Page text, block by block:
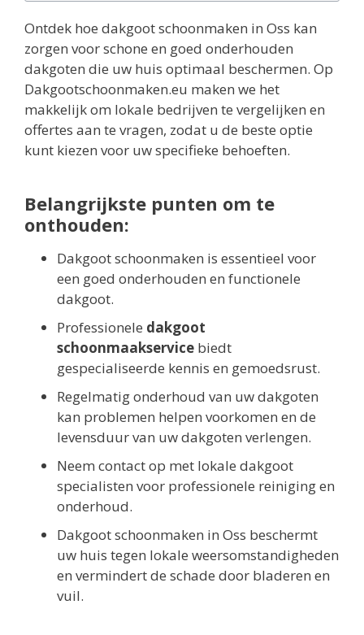
Ontdek hoe dakgoot schoonmaken in Oss kan
zorgen voor schone en goed onderhouden
dakgoten die uw huis optimaal beschermen. Op
Dakgootschoonmaken.eu maken we het
makkelijk om lokale bedrijven te vergelijken en
offertes aan te vragen, zodat u de beste optie
kunt kiezen voor uw specifieke behoeften.
Belangrijkste punten om te
onthouden:
Dakgoot schoonmaken is essentieel voor
een goed onderhouden en functionele
dakgoot.
Professionele dakgoot
schoonmaakservice biedt
gespecialiseerde kennis en gemoedsrust.
Regelmatig onderhoud van uw dakgoten
kan problemen helpen voorkomen en de
levensduur van uw dakgoten verlengen.
Neem contact op met lokale dakgoot
specialisten voor professionele reiniging en
onderhoud.
Dakgoot schoonmaken in Oss beschermt
uw huis tegen lokale weersomstandigheden
en vermindert de schade door bladeren en
vuil.